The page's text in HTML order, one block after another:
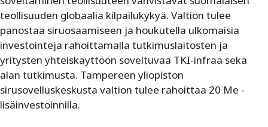
teollisuuden globaalia kilpailukykyä. Valtion tulee
panostaa siruosaamiseen ja houkutella ulkomaisia
investointeja rahoittamalla tutkimuslaitosten ja
yritysten yhteiskäyttöön soveltuvaa TKI-infraa sekä
alan tutkimusta. Tampereen yliopiston
sirusovelluskeskusta valtion tulee rahoittaa 20 Me ­
lisäinvestoinnilla.